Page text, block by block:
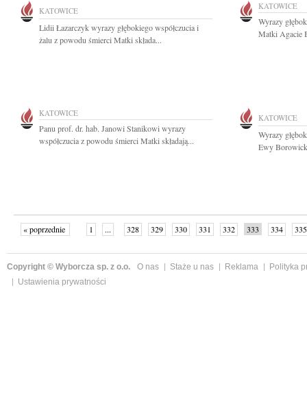
KATOWICE
Lidii Łazarczyk wyrazy głębokiego współczucia i
żalu z powodu śmierci Matki składa...
KATOWICE
Wyrazy
Matki Agacie
KATOWICE
Panu prof. dr. hab. Janowi Stanikowi wyrazy
współczucia z powodu śmierci Matki składają...
KATOWICE
Wyrazy
Ewy
« poprzednie 1 ... 328 329 330 331 332 333 334
335
Copyright © Wyborcza sp. z o.o. O nas Staże u nas Reklama
Polityka
Ustawienia prywatności